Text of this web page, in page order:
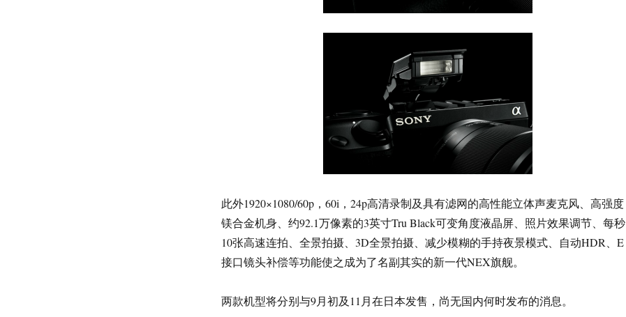
此外1920×1080/60p，60i，24p高清录制及具有滤网的高性能立体声麦克风、高强度
镁合金机身、约92.1万像素的3英寸Tru Black可变角度液晶屏、照片效果调节、每秒
10张高速连拍、全景拍摄、3D全景拍摄、减少模糊的手持夜景模式、自动HDR、E
接口镜头补偿等功能使之成为了名副其实的新一代NEX旗舰。
两款机型将分别与9月初及11月在日本发售，尚无国内何时发布的消息。